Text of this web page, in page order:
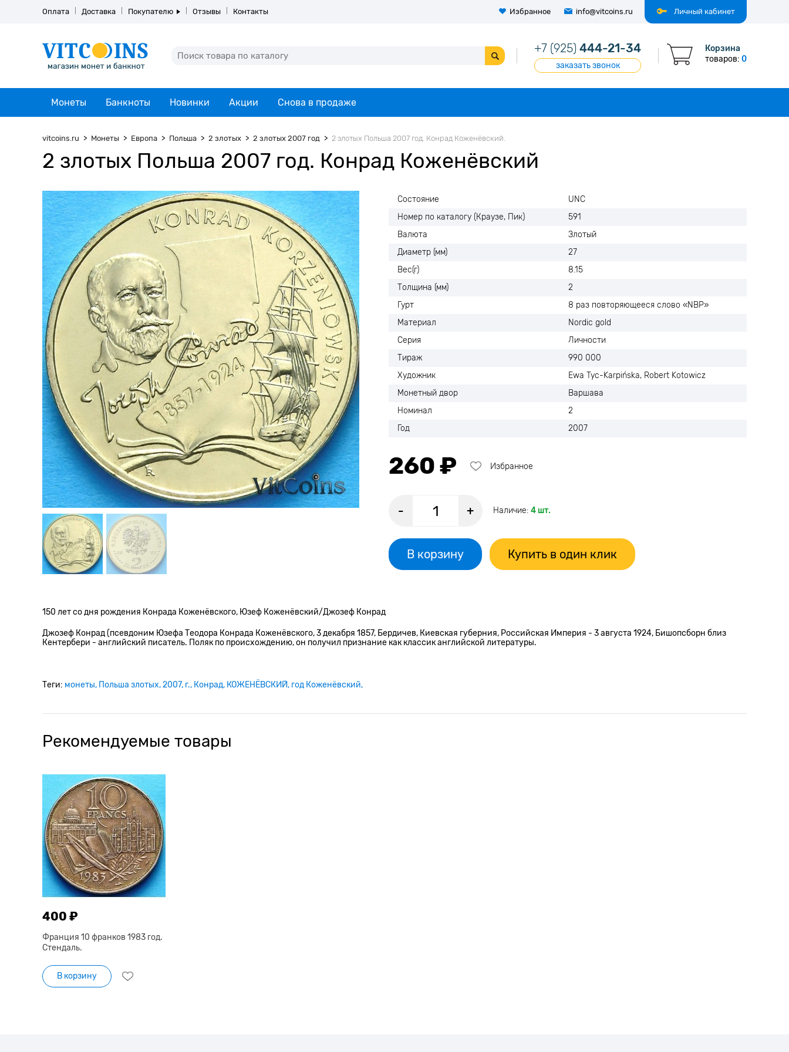
Личный кабинет
Оплата Доставка Покупателю Отзывы Контакты Избранное info@vitcoins.ru
+7 (925) 444-21-34
заказать звонок
Корзина
товаров: 0
Монеты Банкноты Новинки Акции Снова в продаже
vitcoins.ru Монеты Европа Польша 2 злотых 2 злотых 2007 год 2 злотых Польша 2007 год. Конрад Коженёвский.
2 злотых Польша 2007 год. Конрад Коженёвский
Состояние
UNC
Номер по каталогу (Краузе, Пик)
591
Валюта
Злотый
Диаметр (мм)
27
Вес(г)
8.15
Толщина (мм)
2
Гурт
8 раз повторяющееся слово «NBP»
Материал
Nordic gold
Серия
Личности
Тираж
990 000
Художник
Ewa Tyc-Karpińska, Robert Kotowicz
Монетный двор
Варшава
Номинал
2
Год
2007
260 ₽ Избранное
- + Наличие: 4 шт.
В корзину Купить в один клик
150 лет со дня рождения Конрада Коженёвского, Юзеф Коженёвский/Джозеф Конрад
Джозеф Конрад (псевдоним Юзефа Теодора Конрада Коженёвского, 3 декабря 1857, Бердичев, Киевская губерния, Российская Империя - 3 августа 1924, Бишопсборн близ
Кентербери - английский писатель. Поляк по происхождению, он получил признание как классик английской литературы.
Теги: монеты Польша злотых 2007 г. Конрад КОЖЕНЁВСКИЙ год Коженёвский
Рекомендуемые товары
400 ₽
Франция 10 франков 1983 год.
Стендаль.
В корзину